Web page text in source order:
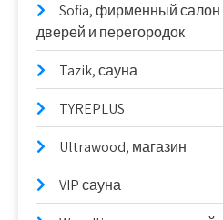
Sofia, фирменный
дверей и перегородок
Tazik, сауна
TYREPLUS
Ultrawood, магазин
VIP сауна